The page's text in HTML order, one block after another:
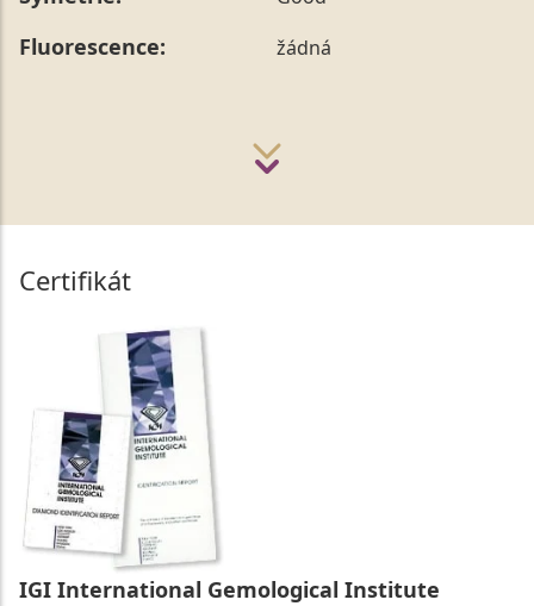
Fluorescence: žádná
Certifikát
IGI International Gemological Institute